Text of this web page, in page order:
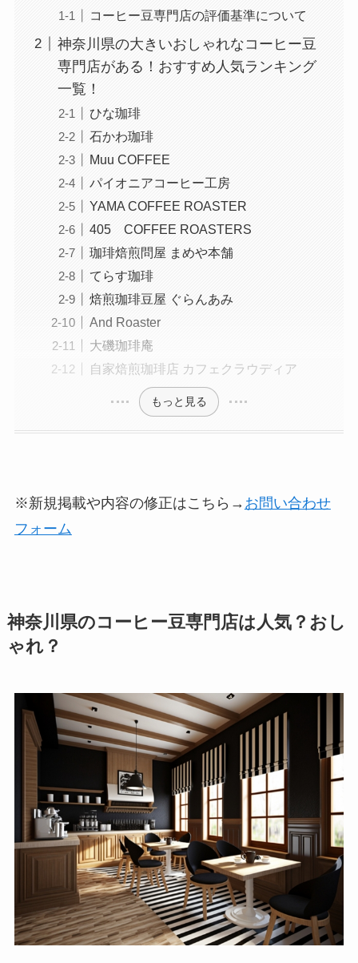
コーヒー豆専門店の評価基準について
神奈川県の大きいおしゃれなコーヒー豆
専門店がある！おすすめ人気ランキング
一覧！
ひな珈琲
石かわ珈琲
Muu COFFEE
パイオニアコーヒー工房
YAMA COFFEE ROASTER
405 COFFEE ROASTERS
珈琲焙煎問屋 まめや本舗
てらす珈琲
焙煎珈琲豆屋 ぐらんあみ
And Roaster
大磯珈琲庵
自家焙煎珈琲店 カフェクラウディア
もっと見る
※新規掲載や内容の修正はこちら→ お問い合わせ
フォーム
神奈川県のコーヒー豆専門店は人気？おし
ゃれ？